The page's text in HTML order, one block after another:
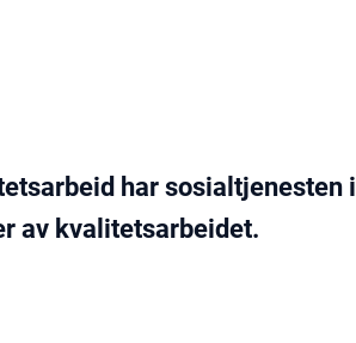
har sosialtjenesten i
av kvalitetsarbeidet.